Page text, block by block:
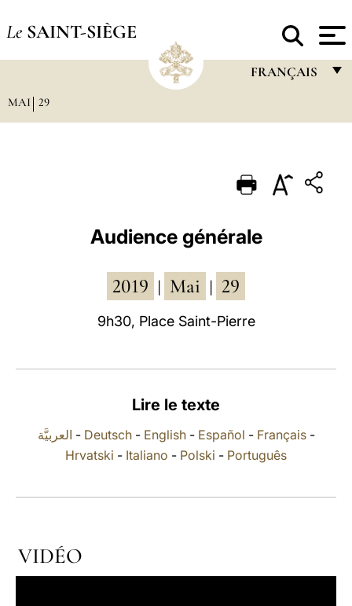
Le SAINT-SIÈGE
FRANÇAIS
PORTUGUÊS
ESPAÑOL
العربيّة
MAI 29
Audience générale
2019 Mai 29
9h30, Place Saint-Pierre
Lire le texte
العربيَّة - Deutsch- English- Español - Français-
Hrvatski - Italiano - Polski - Português
VIDÉO